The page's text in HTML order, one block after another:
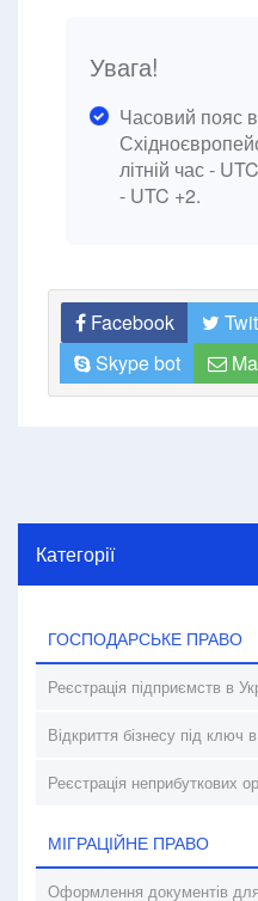
Увага!
Часовий пояс в
літній час -
- UTC +2.
Facebook
Skype bot
Категорії
ГОСПОДАРСЬКЕ ПРАВО
Реєстрація підприємств в
Відкриття бізнесу під ключ в
Реєстрація неприбуткових
МІГРАЦІЙНЕ ПРАВО
Оформлення документів для